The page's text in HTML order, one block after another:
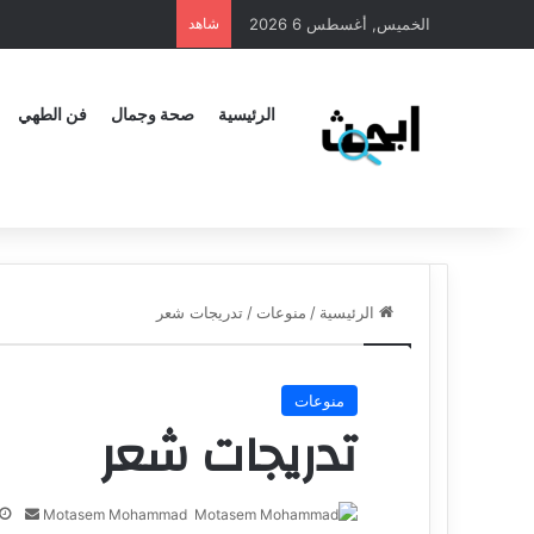
الخميس, أغسطس 6 2026 شاهد
الرئيسية صحة وجمال فن الطهي
الرئيسية / منوعات / تدريجات شعر
منوعات
تدريجات شعر
Motasem Mohammad